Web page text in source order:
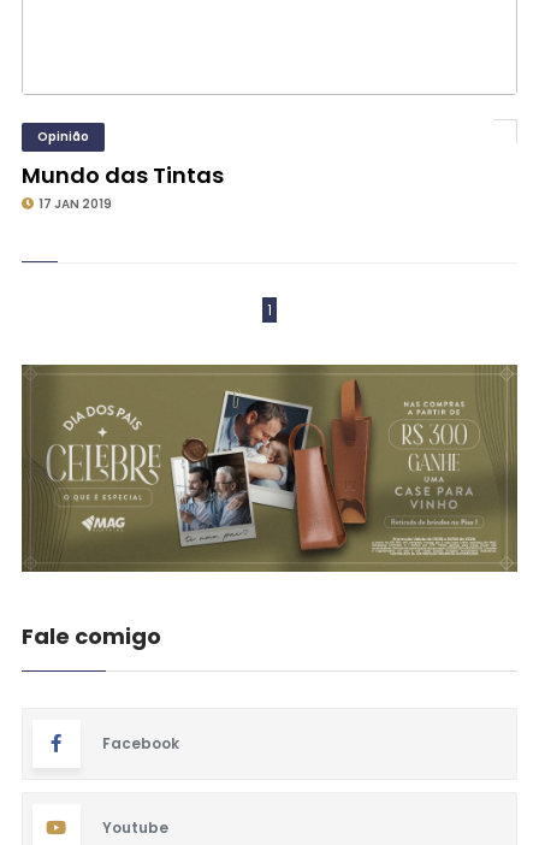
Opinião
Mundo das Tintas
17 JAN 2019
1
Fale comigo
Facebook
Youtube